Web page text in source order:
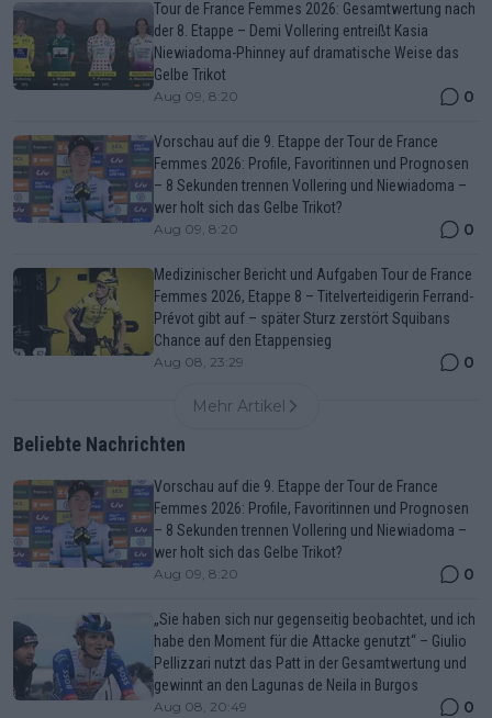
Tour de France Femmes 2026: Gesamtwertung nach
der 8. Etappe – Demi Vollering entreißt Kasia
Niewiadoma-Phinney auf dramatische Weise das
Gelbe Trikot
Aug 09, 8:20 0
Vorschau auf die 9. Etappe der Tour de France
Femmes 2026: Profile, Favoritinnen und Prognosen
– 8 Sekunden trennen Vollering und Niewiadoma –
wer holt sich das Gelbe Trikot?
Aug 09, 8:20 0
Medizinischer Bericht und Aufgaben Tour de France
Femmes 2026, Etappe 8 – Titelverteidigerin Ferrand-
Prévot gibt auf – später Sturz zerstört Squibans
Chance auf den Etappensieg
Aug 08, 23:29 0
Mehr Artikel
Beliebte Nachrichten
Vorschau auf die 9. Etappe der Tour de France
Femmes 2026: Profile, Favoritinnen und Prognosen
– 8 Sekunden trennen Vollering und Niewiadoma –
wer holt sich das Gelbe Trikot?
Aug 09, 8:20 0
„Sie haben sich nur gegenseitig beobachtet, und ich
habe den Moment für die Attacke genutzt“ – Giulio
Pellizzari nutzt das Patt in der Gesamtwertung und
gewinnt an den Lagunas de Neila in Burgos
Aug 08, 20:49 0